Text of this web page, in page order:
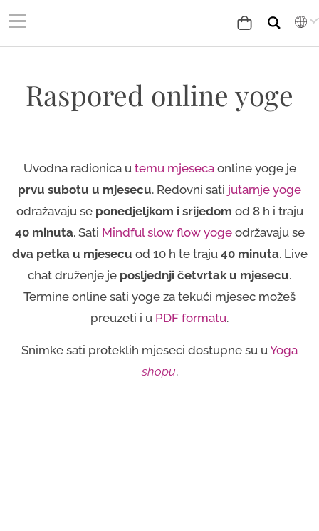
Raspored online yoge
Uvodna radionica u temu mjesecaonline yoge je
prvu subotu u mjesecu. Redovni sati jutarnje yoge
odražavaju se ponedjeljkom i srijedom od 8 h i traju
40 minuta. Sati Mindful slow flow yogeodržavaju se
dva petka u mjesecu od 10 h te traju 40 minuta. Live
chat druženje je posljednji četvrtak u mjesecu.
Termine online sati yoge za tekući mjesec možeš
preuzeti i u PDF formatu.
Snimke sati proteklih mjeseci dostupne su uYoga
shopu.